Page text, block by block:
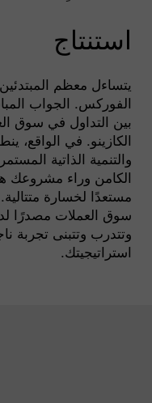
استنتاج
يتساءل معظم
الفوركس. الجواب
بين التداول في سوق
الكازينو. في الواقع،
والتنمية الذاتية
الكامن وراء مشروعك
مستعدًا لخسارة
سوق العملات مصدرًا
وتتدرب وتتبنى
استراتيجيتك.